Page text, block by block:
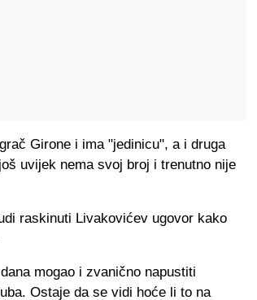
Girone i ima "jedinicu", a i druga
uvijek nema svoj broj i trenutno nije
raskinuti Livakovićev ugovor kako
mogao i zvanično napustiti
Ostaje da se vidi hoće li to na